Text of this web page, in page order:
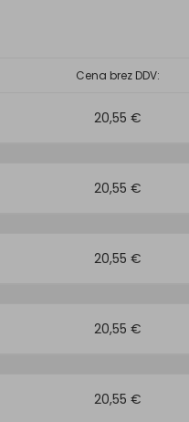
Cena brez DDV:
20,55 €
20,55 €
20,55 €
20,55 €
20,55 €